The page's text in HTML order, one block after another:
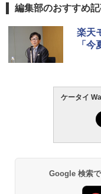
編集部のおすすめ
楽天
「
ケータイ
Google 検索